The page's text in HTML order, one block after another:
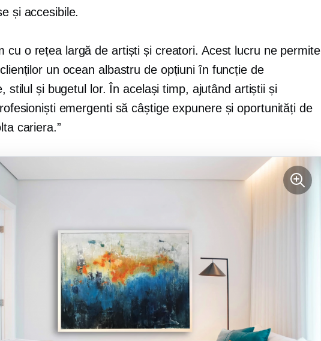
și accesibile.
cu o rețea largă de artiști și creatori. Acest lucru ne permite
un ocean albastru de opțiuni în funcție de
stilul și bugetul lor. În același timp, ajutând artiștii și
emergenti să câștige expunere și oportunități de
cariera.”